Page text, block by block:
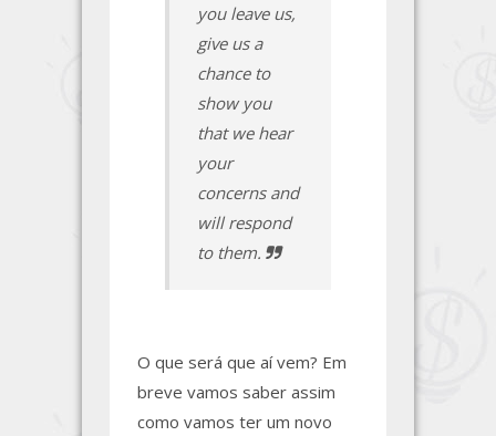
you leave us,
give us a
chance to
show you
that we hear
your
concerns and
will respond
to them.
O que será que aí vem? Em
breve vamos saber assim
como vamos ter um novo